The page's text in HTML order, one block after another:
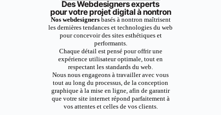
Des Webdesigners experts
pour votre projet digital à nontron
Nos webdesignersbasés à nontron maîtrisent
les dernières tendances et technologies du web
pour concevoir des sites esthétiques et
performants.
Chaque détail est pensé pour offrir une
expérience utilisateur optimale, tout en
respectant les standards du web.
Nous nous engageons à travailler avec vous
tout au long du processus, de la conception
graphique à la mise en ligne, afin de garantir
que votre site internet répond parfaitement à
vos attentes et celles de vos clients.